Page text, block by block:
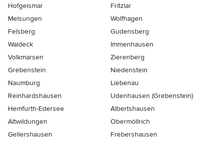
Hofgeismar
Fritzlar
Melsungen
Wolfhagen
Felsberg
Gudensberg
Waldeck
Immenhausen
Volkmarsen
Zierenberg
Grebenstein
Niedenstein
Naumburg
Liebenau
Reinhardshausen
Udenhausen (Grebenstein)
Hemfurth-Edersee
Albertshausen
Altwildungen
Obermöllrich
Gellershausen
Frebershausen